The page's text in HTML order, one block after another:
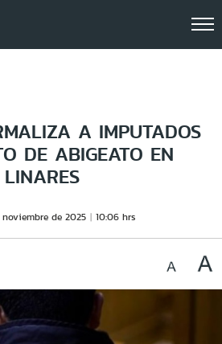
A IMPUTADOS
DE ABIGEATO EN
LINARES
noviembre de 2025 10:06 hrs